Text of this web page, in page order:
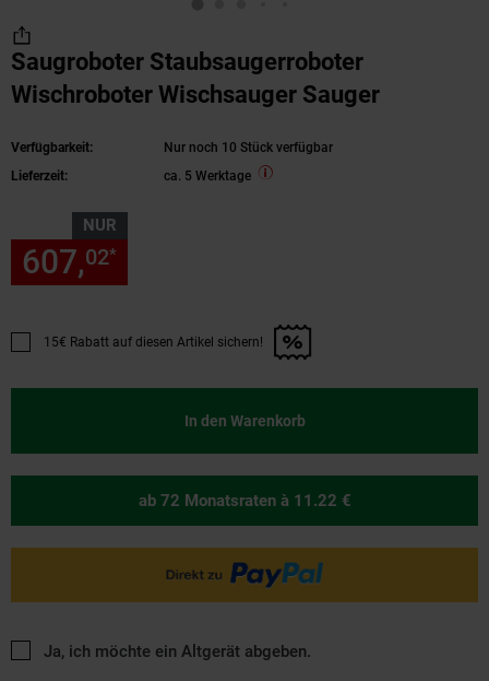
Saugroboter Staubsaugerroboter
Wischroboter Wischsauger Sauger
Verfügbarkeit:
Nur noch 10 Stück verfügbar
Lieferzeit:
ca. 5 Werktage
NUR
607,02*
Promotion "15€ Rabatt auf diesen Artikel sichern!" anwenden
15€ Rabatt auf diesen Artikel sichern!
In den Warenkorb
ab 72 Monatsraten à 11.22 €
Ja, ich möchte ein Altgerät abgeben.